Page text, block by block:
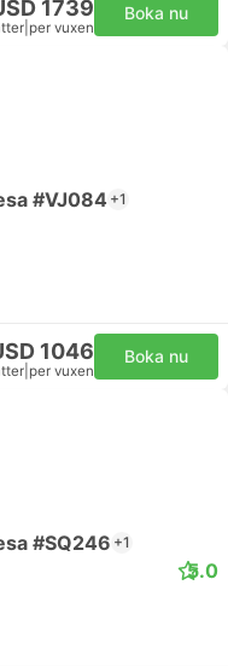
1739
per vuxen
Boka nu
#VJ084 +1
1046
per vuxen
Boka nu
#SQ246 +1
5.0